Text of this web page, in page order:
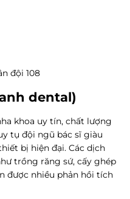
đội 108
dental)
khoa uy tín, chất lượng
tụ đội ngũ bác sĩ giàu
bị hiện đại. Các dịch
trồng răng sứ, cấy ghép
được nhiều phản hồi tích